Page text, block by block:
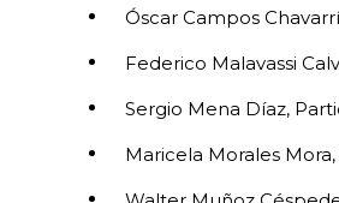
Óscar Campos
Federico Malavassi
Sergio Mena Díaz,
Maricela Morales